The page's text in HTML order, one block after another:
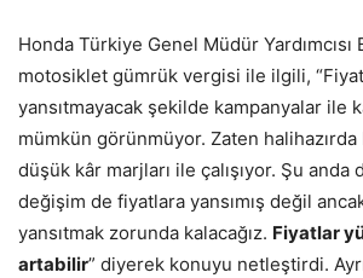
Honda Türkiye Genel Müdür Yardımcısı
motosiklet gümrük vergisi ile ilgili,
yansıtmayacak şekilde kampanyalar ile
mümkün görünmüyor. Zaten
düşük kâr marjları ile çalışıyor. Şu anda
değişim de fiyatlara yansımış değil
yansıtmak zorunda kalacağız. Fiyatlar
artabilir” diyerek konuyu netleştirdi.